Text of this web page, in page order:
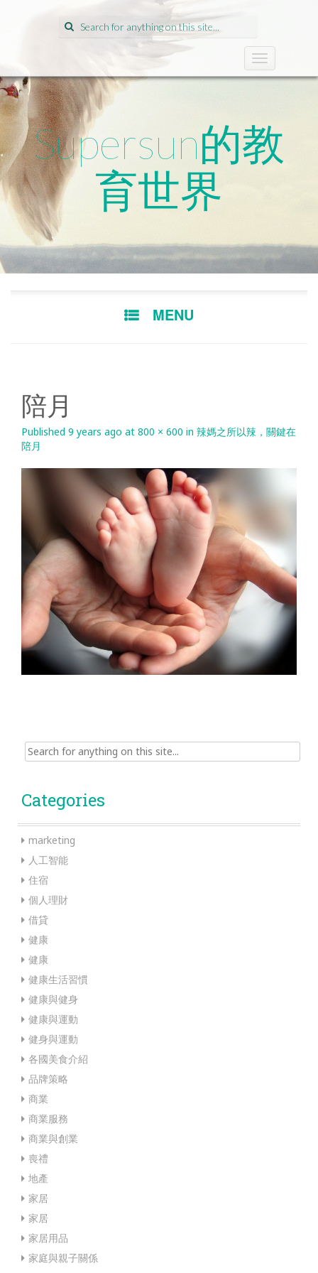
Search
for:
T
o
e
n
a
i
n
Supersun的教
育世界
MENU
陪月
Published 9 years ago at 800 × 600 in 辣媽之所以辣，關鍵在
陪月
Search
for:
Categories
marketing
人工智能
住宿
個人理財
借貸
健康
健康
健康生活習慣
健康與健身
健康與運動
健身與運動
各國美食介紹
品牌策略
商業
商業服務
商業與創業
喪禮
地產
家居
家居
家居用品
家庭與親子關係